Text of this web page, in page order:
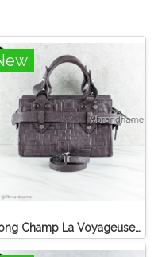
Long Champ La Voyageuse Bag Leather